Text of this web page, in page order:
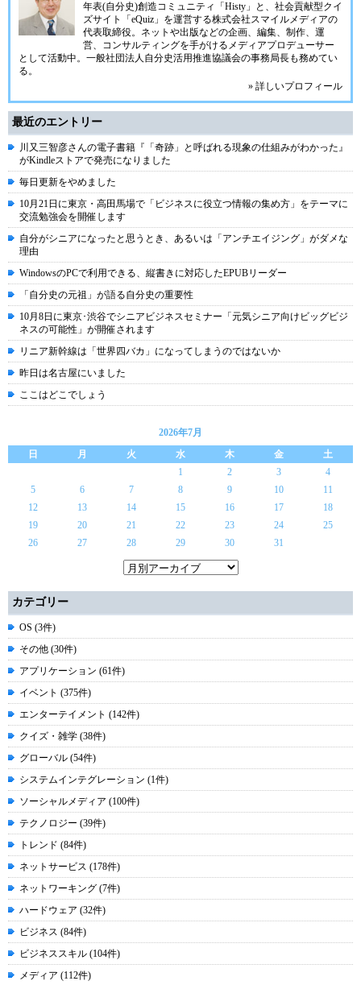
年表(自分史)創造コミュニティ「 Histy 」と、社会貢献型クイ
ズサイト「 eQuiz 」を運営する株式会社スマイルメディアの
代表取締役。ネットや出版などの企画、編集、制作、運
営、コンサルティングを手がけるメディアプロデューサー
として活動中。 一般社団法人自分史活用推進協議会の事務局長も務めてい
る。
» 詳しいプロフィール
最近のエントリー
川又三智彦さんの電子書籍『「奇跡」と呼ばれる現象の仕組みがわかった』
がKindleストアで発売になりました
毎日更新をやめました
10月21日に東京・高田馬場で「ビジネスに役立つ情報の集め方」をテーマに
交流勉強会を開催します
自分がシニアになったと思うとき、あるいは「アンチエイジング」がダメな
理由
WindowsのPCで利用できる、縦書きに対応したEPUBリーダー
「自分史の元祖」が語る自分史の重要性
10月8日に東京･渋谷でシニアビジネスセミナー「元気シニア向けビッグビジ
ネスの可能性」が開催されます
リニア新幹線は「世界四バカ」になってしまうのではないか
昨日は名古屋にいました
ここはどこでしょう
2026年7月
日
月 火 水 木 金
土
1
2 3
4
5
6 7 8 9 10
11
12
13 14 15 16 17
18
19
20 21 22 23 24
25
26
27 28 29 30 31
カテゴリー
OS (3件)
その他 (30件)
アプリケーション (61件)
イベント (375件)
エンターテイメント (142件)
クイズ・雑学 (38件)
グローバル (54件)
システムインテグレーション (1件)
ソーシャルメディア (100件)
テクノロジー (39件)
トレンド (84件)
ネットサービス (178件)
ネットワーキング (7件)
ハードウェア (32件)
ビジネス (84件)
ビジネススキル (104件)
メディア (112件)